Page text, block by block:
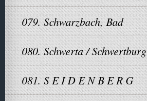
079. Schwarzbach, Bad
080. Schwerta / Schwertburg
081. S E I D E N B E R G